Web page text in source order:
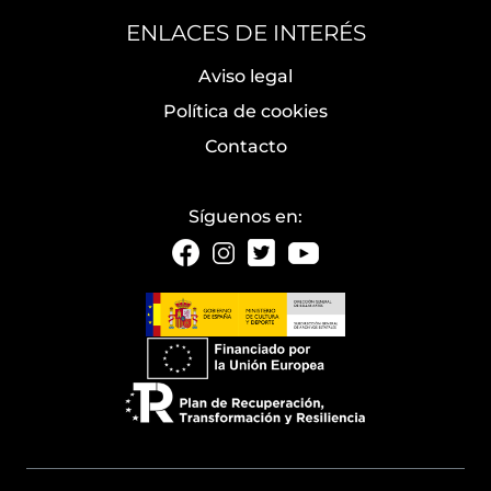
ENLACES DE INTERÉS
Aviso legal
Política de cookies
Contacto
Síguenos en: